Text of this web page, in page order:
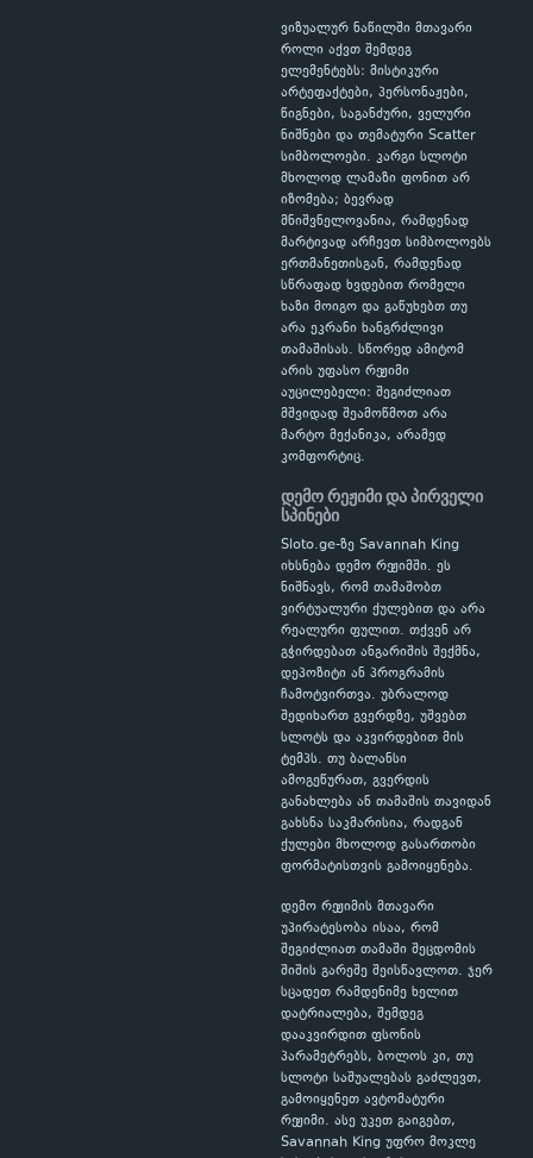
ვიზუალურ ნაწილში მთავარი
როლი აქვთ შემდეგ
ელემენტებს: მისტიკური
არტეფაქტები, პერსონაჟები,
წიგნები, საგანძური, ველური
ნიშნები და თემატური Scatter
სიმბოლოები. კარგი სლოტი
მხოლოდ ლამაზი ფონით არ
იზომება; ბევრად
მნიშვნელოვანია, რამდენად
მარტივად არჩევთ სიმბოლოებს
ერთმანეთისგან, რამდენად
სწრაფად ხვდებით რომელი
ხაზი მოიგო და გაწუხებთ თუ
არა ეკრანი ხანგრძლივი
თამაშისას. სწორედ ამიტომ
არის უფასო რეჟიმი
აუცილებელი: შეგიძლიათ
მშვიდად შეამოწმოთ არა
მარტო მექანიკა, არამედ
კომფორტიც.
დემო რეჟიმი და პირველი
სპინები
Sloto.ge-ზე Savannah King
იხსნება დემო რეჟიმში. ეს
ნიშნავს, რომ თამაშობთ
ვირტუალური ქულებით და არა
რეალური ფულით. თქვენ არ
გჭირდებათ ანგარიშის შექმნა,
დეპოზიტი ან პროგრამის
ჩამოტვირთვა. უბრალოდ
შედიხართ გვერდზე, უშვებთ
სლოტს და აკვირდებით მის
ტემპს. თუ ბალანსი
ამოგეწურათ, გვერდის
განახლება ან თამაშის თავიდან
გახსნა საკმარისია, რადგან
ქულები მხოლოდ გასართობი
ფორმატისთვის გამოიყენება.
დემო რეჟიმის მთავარი
უპირატესობა ისაა, რომ
შეგიძლიათ თამაში შეცდომის
შიშის გარეშე შეისწავლოთ. ჯერ
სცადეთ რამდენიმე ხელით
დატრიალება, შემდეგ
დააკვირდით ფსონის
პარამეტრებს, ბოლოს კი, თუ
სლოტი საშუალებას გაძლევთ,
გამოიყენეთ ავტომატური
რეჟიმი. ასე უკეთ გაიგებთ,
Savannah King უფრო მოკლე